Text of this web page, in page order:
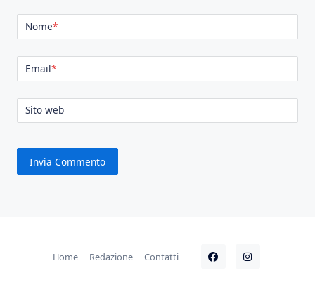
Nome*
Email*
Sito web
Home Redazione Contatti